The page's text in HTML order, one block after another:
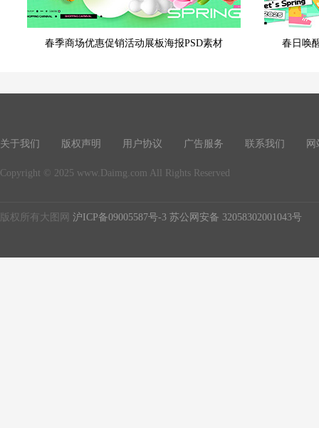
春季商场优惠促销活动展板海报PSD素材 春日唤
关于我们 版权声明 用户协议 广告服务 联系我们 网
Copyright © 2025 www.Daimg.com All Rights Reserved
版权所有大图网 沪ICP备09005587号-3 苏公网安备 32058302001043号